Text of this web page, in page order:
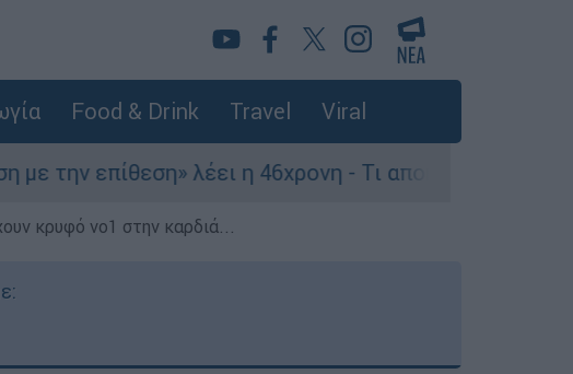
Food & Drink Travel Viral
λέει η 46χρονη - Τι αποκάλυψε στους αστυνομικούς
κρυφό νο1 στην καρδιά...